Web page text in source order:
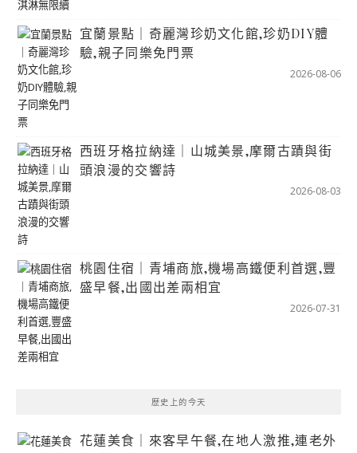
宜蘭景點｜奇麗灣珍奶文化館,珍奶DIY體
驗,親子同樂免門票
2026-08-06
西班牙格拉納達｜山城美景,摩爾古蹟與街
頭浪漫的交響詩
2026-08-03
桃園住宿｜青埔商旅,機場高鐵便利首選,豐
盛早餐,出國出差兩相宜
2026-07-31
歷史上的今天
花蓮美食｜來客早午餐,在地人激推,連老外